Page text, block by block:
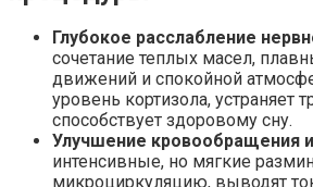
Глубокое расслабление
сочетание теплых масел,
движений и спокойной
уровень кортизола, устраняет
способствует здоровому сну.
Улучшение кровообращения
интенсивные, но мягкие
микроциркуляцию, выводят